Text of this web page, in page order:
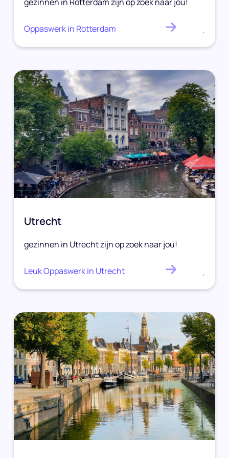
Oppaswerk in Rotterdam .
Utrecht
gezinnen in Utrecht zijn op zoek naar jou!
Leuk Oppaswerk in Utrecht .